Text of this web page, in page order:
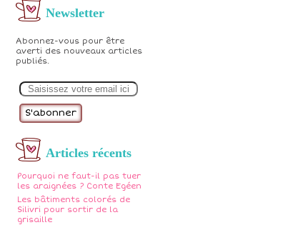
Newsletter
Abonnez-vous pour être
averti des nouveaux articles
publiés.
m
Articles récents
Pourquoi ne faut-il pas tuer
les araignées ? Conte Egéen
Les bâtiments colorés de
Silivri pour sortir de la
grisaille